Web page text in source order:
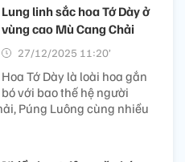
Lung linh sắc hoa Tớ Dày ở
vùng cao Mù Cang Chải
27/12/2025 11:20’
Hoa Tớ Dày là loài hoa gắn
bó với bao thế hệ người
Púng Luông cùng nhiều